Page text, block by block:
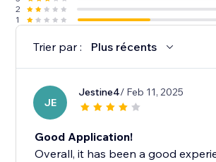
2
1
Trier par : Plus récents
JE
Jestine4/ Feb 11, 2025
Good Application!
Overall, it has been a good